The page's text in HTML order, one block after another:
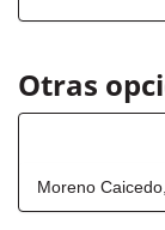
Otras
Moreno